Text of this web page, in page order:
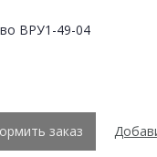
ВРУ1-49-04
заказ